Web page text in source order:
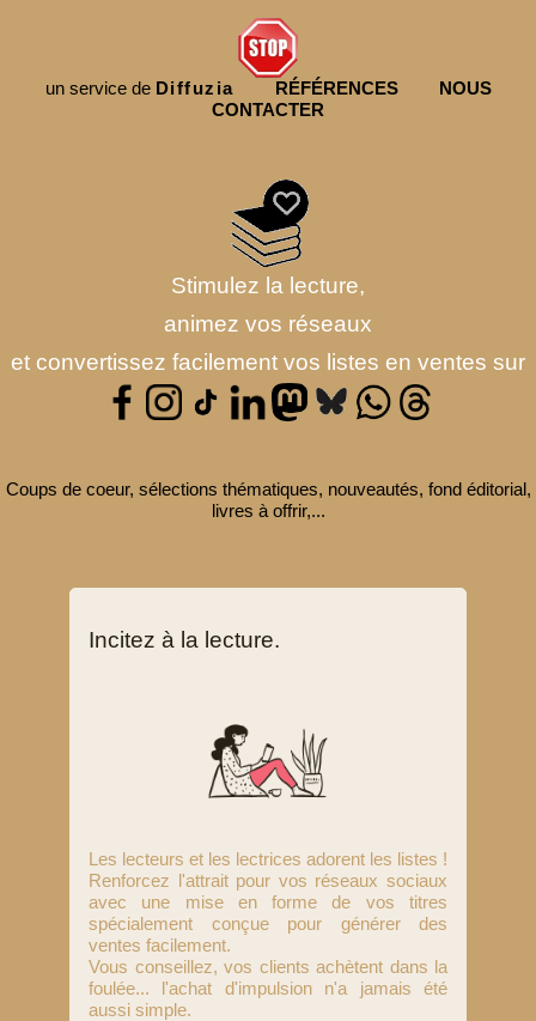
un service de Diffuzia RÉFÉRENCES
NOUS
CONTACTER
Stimulez la lecture,
animez vos réseaux
et convertissez facilement vos listes en ventes sur
Coups de coeur, sélections thématiques, nouveautés, fond éditorial,
livres à offrir,...
Incitez à la lecture.
Les lecteurs et les lectrices adorent les listes !
Renforcez l'attrait pour vos réseaux sociaux
avec une mise en forme de vos titres
spécialement conçue pour générer des
ventes facilement.
Vous conseillez, vos clients achètent dans la
foulée... l'achat d'impulsion n'a jamais été
aussi simple.